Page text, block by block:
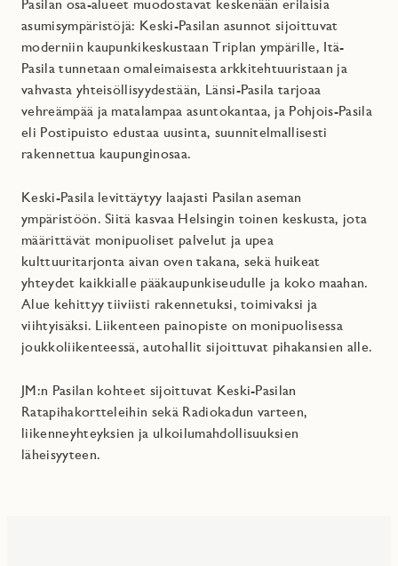
Pasilan osa-alueet muodostavat keskenään erilaisia
asumisympäristöjä: Keski-Pasilan asunnot sijoittuvat
moderniin kaupunkikeskustaan Triplan ympärille, Itä-
Pasila tunnetaan omaleimaisesta arkkitehtuuristaan ja
vahvasta yhteisöllisyydestään, Länsi-Pasila tarjoaa
vehreämpää ja matalampaa asuntokantaa, ja Pohjois-Pasila
eli Postipuisto edustaa uusinta, suunnitelmallisesti
rakennettua kaupunginosaa.
Keski-Pasila levittäytyy laajasti Pasilan aseman
ympäristöön. Siitä kasvaa Helsingin toinen keskusta, jota
määrittävät monipuoliset palvelut ja upea
kulttuuritarjonta aivan oven takana, sekä huikeat
yhteydet kaikkialle pääkaupunkiseudulle ja koko maahan.
Alue kehittyy tiiviisti rakennetuksi, toimivaksi ja
viihtyisäksi. Liikenteen painopiste on monipuolisessa
joukkoliikenteessä, autohallit sijoittuvat pihakansien alle.
JM:n Pasilan kohteet sijoittuvat Keski-Pasilan
Ratapihakortteleihin sekä Radiokadun varteen,
liikenneyhteyksien ja ulkoilumahdollisuuksien
läheisyyteen.